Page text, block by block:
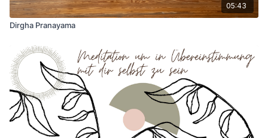
05:43
Dirgha Pranayama